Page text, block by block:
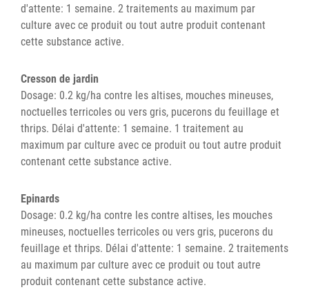
d'attente: 1 semaine. 2 traitements au maximum par
culture avec ce produit ou tout autre produit contenant
cette substance active.
Cresson de jardin
Dosage: 0.2 kg/ha contre les altises, mouches mineuses,
noctuelles terricoles ou vers gris, pucerons du feuillage et
thrips. Délai d'attente: 1 semaine. 1 traitement au
maximum par culture avec ce produit ou tout autre produit
contenant cette substance active.
Epinards
Dosage: 0.2 kg/ha contre les contre altises, les mouches
mineuses, noctuelles terricoles ou vers gris, pucerons du
feuillage et thrips. Délai d'attente: 1 semaine. 2 traitements
au maximum par culture avec ce produit ou tout autre
produit contenant cette substance active.